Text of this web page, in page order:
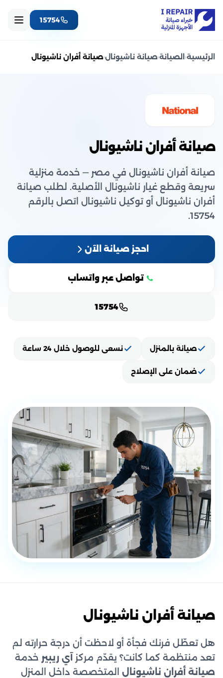
15754
الرئيسية‹ الصيانة‹صيانة ناشيونال‹صيانة أفران ناشيونال
صيانة أفران ناشيونال
صيانة أفران ناشيونال في مصر — خدمة منزلية
سريعة وقطع غيار ناشيونال الأصلية. لطلب صيانة
أفران ناشيونال أو توكيل ناشيونال اتصل بالرقم
15754.
احجز صيانة الآن
تواصل عبر واتساب
15754
صيانة بالمنزل نسعى للوصول خلال 24 ساعة
ضمان على الإصلاح
صيانة أفران ناشيونال
هل تعطّل فرنك فجأة أو لاحظت أن درجة حرارته لم
تعد منتظمة كما كانت؟ يقدّم مركز آي ريبير خدمة
صيانة أفران ناشيونال المتخصصة داخل المنزل